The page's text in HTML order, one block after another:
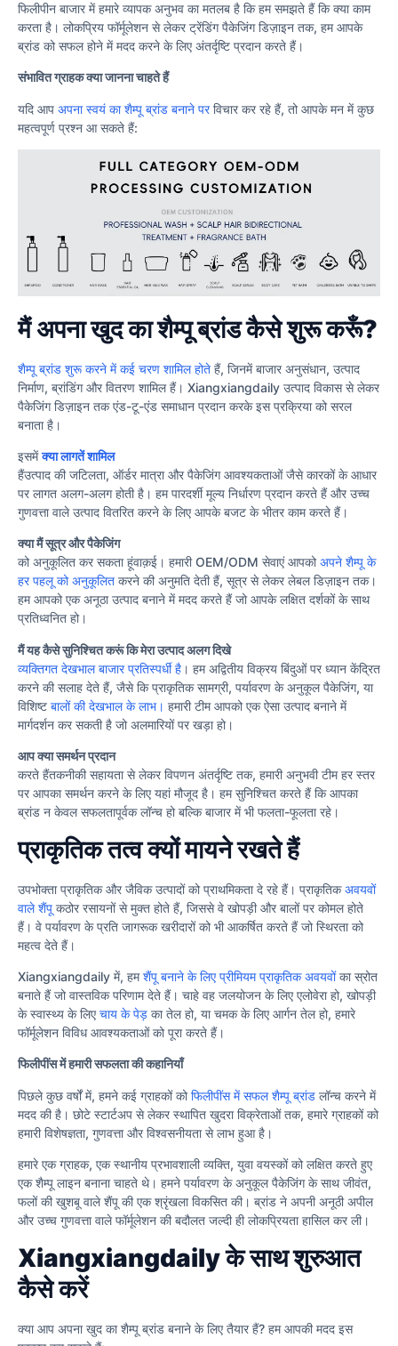
फिलीपीन बाजार में हमारे व्यापक अनुभव का मतलब है कि हम समझते हैं कि क्या काम
करता है। लोकप्रिय फॉर्मूलेशन से लेकर ट्रेंडिंग पैकेजिंग डिज़ाइन तक, हम आपके
ब्रांड को सफल होने में मदद करने के लिए अंतर्दृष्टि प्रदान करते हैं।
संभावित ग्राहक क्या जानना चाहते हैं
यदि आप अपना स्वयं का शैम्पू ब्रांड बनाने परविचार कर रहे हैं, तो आपके मन में कुछ
महत्वपूर्ण प्रश्न आ सकते हैं:
मैं अपना खुद का शैम्पू ब्रांड कैसे शुरू करूँ?
शैम्पू ब्रांड शुरू करने में कई चरण शामिल होते हैं, जिनमें बाजार अनुसंधान, उत्पाद
निर्माण, ब्रांडिंग और वितरण शामिल हैं। Xiangxiangdaily उत्पाद विकास से लेकर
पैकेजिंग डिज़ाइन तक एंड-टू-एंड समाधान प्रदान करके इस प्रक्रिया को सरल
बनाता है।
इसमेंक्या लागतें शामिल
हैंउत्पाद की जटिलता, ऑर्डर मात्रा और पैकेजिंग आवश्यकताओं जैसे कारकों के आधार
पर लागत अलग-अलग होती है। हम पारदर्शी मूल्य निर्धारण प्रदान करते हैं और उच्च
गुणवत्ता वाले उत्पाद वितरित करने के लिए आपके बजट के भीतर काम करते हैं।
क्या मैं सूत्र और पैकेजिंग
को अनुकूलित कर सकता हूंवाक़ई। हमारी OEM/ODM सेवाएं आपकोअपने शैम्पू के
हर पहलू को अनुकूलित करने की अनुमति देती हैं, सूत्र से लेकर लेबल डिज़ाइन तक।
हम आपको एक अनूठा उत्पाद बनाने में मदद करते हैं जो आपके लक्षित दर्शकों के साथ
प्रतिध्वनित हो।
मैं यह कैसे सुनिश्चित करूं कि मेरा उत्पाद अलग दिखे
व्यक्तिगत देखभाल बाजार प्रतिस्पर्धी है । हम अद्वितीय विक्रय बिंदुओं पर ध्यान केंद्रित
करने की सलाह देते हैं, जैसे कि प्राकृतिक सामग्री, पर्यावरण के अनुकूल पैकेजिंग, या
विशिष्ट बालों की देखभाल के लाभ। हमारी टीम आपको एक ऐसा उत्पाद बनाने में
मार्गदर्शन कर सकती है जो अलमारियों पर खड़ा हो।
आप क्या समर्थन प्रदान
करते हैंतकनीकी सहायता से लेकर विपणन अंतर्दृष्टि तक, हमारी अनुभवी टीम हर स्तर
पर आपका समर्थन करने के लिए यहां मौजूद है। हम सुनिश्चित करते हैं कि आपका
ब्रांड न केवल सफलतापूर्वक लॉन्च हो बल्कि बाजार में भी फलता-फूलता रहे।
प्राकृतिक तत्व क्यों मायने रखते हैं
उपभोक्ता प्राकृतिक और जैविक उत्पादों को प्राथमिकता दे रहे हैं। प्राकृतिकअवयवों
वाले शैंपू कठोर रसायनों से मुक्त होते हैं, जिससे वे खोपड़ी और बालों पर कोमल होते
हैं। वे पर्यावरण के प्रति जागरूक खरीदारों को भी आकर्षित करते हैं जो स्थिरता को
महत्व देते हैं।
Xiangxiangdaily में, हमशैंपू बनाने के लिए प्रीमियम प्राकृतिक अवयवोंका स्रोत
बनाते हैं जो वास्तविक परिणाम देते हैं। चाहे वह जलयोजन के लिए एलोवेरा हो, खोपड़ी
के स्वास्थ्य के लिए चाय के पेड़ का तेल हो, या चमक के लिए आर्गन तेल हो, हमारे
फॉर्मूलेशन विविध आवश्यकताओं को पूरा करते हैं।
फिलीपींस में हमारी सफलता की कहानियाँ
पिछले कुछ वर्षों में, हमने कई ग्राहकों कोफिलीपींस में सफल शैम्पू ब्रांड लॉन्च करने में
मदद की है। छोटे स्टार्टअप से लेकर स्थापित खुदरा विक्रेताओं तक, हमारे ग्राहकों को
हमारी विशेषज्ञता, गुणवत्ता और विश्वसनीयता से लाभ हुआ है।
हमारे एक ग्राहक, एक स्थानीय प्रभावशाली व्यक्ति, युवा वयस्कों को लक्षित करते हुए
एक शैम्पू लाइन बनाना चाहते थे। हमने पर्यावरण के अनुकूल पैकेजिंग के साथ जीवंत,
फलों की खुशबू वाले शैंपू की एक श्रृंखला विकसित की। ब्रांड ने अपनी अनूठी अपील
और उच्च गुणवत्ता वाले फॉर्मूलेशन की बदौलत जल्दी ही लोकप्रियता हासिल कर ली।
Xiangxiangdaily के साथ शुरुआत
कैसे करें
क्या आप अपना खुद का शैम्पू ब्रांड बनाने के लिए तैयार हैं? हम आपकी मदद इस